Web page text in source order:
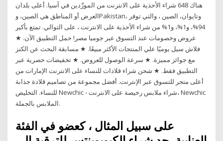
هناك 648 شراء الأحذية على الانترنت من المورِّدين في آسيا. أعلى بلدان
العرض أو المناطق هي الصين، وPakistan، وتايوان، الصين ، والتي توفر
94%، و1%، و1% من شراء الأحذية على الانترنت ، على التوالي. تمتع بأكبر
عروض وخصومات عند التسوق عبر جوميا مصر! حمل التطبيق الآن. ★
فلاش سيل يوميًا علي المنتجات الأكثر مبيعًا. ★ مسابقة البحث عن الكنز
مع جوائز مميزة. ★ سرعة الوصول للعروض. ★ تخفيضات حصرية عبر
التطبيق فقط. ★ شحن شراء قلادات للنساء على الانترنت الإمارات من
أعلى متجر للتسوق عبر الإنترنت. أفضل مجموعة من تصاميم قلادة جذابة
للنساء. التخليص Newchic - شراء ملابس رخيصة على الانترنت، Newchic
الملابس بالجملة.
على سبيل المثال ، كعضو في الفئة